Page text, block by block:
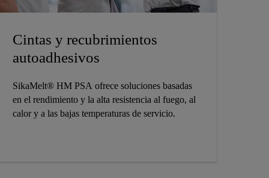
Cintas y recubrimientos
autoadhesivos
SikaMelt® HM PSA ofrece soluciones basadas
en el rendimiento y la alta resistencia al fuego, al
calor y a las bajas temperaturas de servicio.